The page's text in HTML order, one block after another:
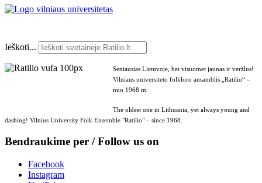
Ieškoti...
Seniausias Lietuvoje, bet visuomet jaunas ir veržlus!
Vilniaus universiteto folkloro ansamblis „Ratilio“ –
nuo 1968 m.
The oldest one in Lithuania, yet always young and
dashing! Vilnius University Folk Ensemble "Ratilio" – since 1968.
Bendraukime per / Follow us on
Facebook
Instagram